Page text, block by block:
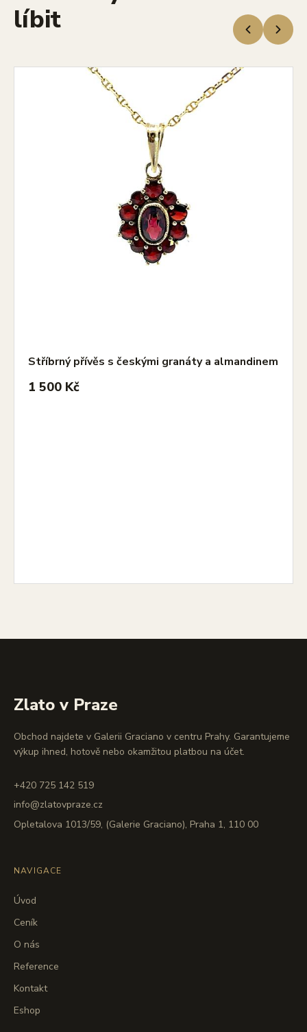
líbit
Stříbrný přívěs s českými granáty a almandinem
1 500 Kč
Zlato v Praze
Obchod najdete v Galerii Graciano v centru Prahy. Garantujeme
výkup ihned, hotově nebo okamžitou platbou na účet.
+420 725 142 519
info@zlatovpraze.cz
Opletalova 1013/59, (Galerie Graciano), Praha 1, 110 00
NAVIGACE
Úvod
Ceník
O nás
Reference
Kontakt
Eshop